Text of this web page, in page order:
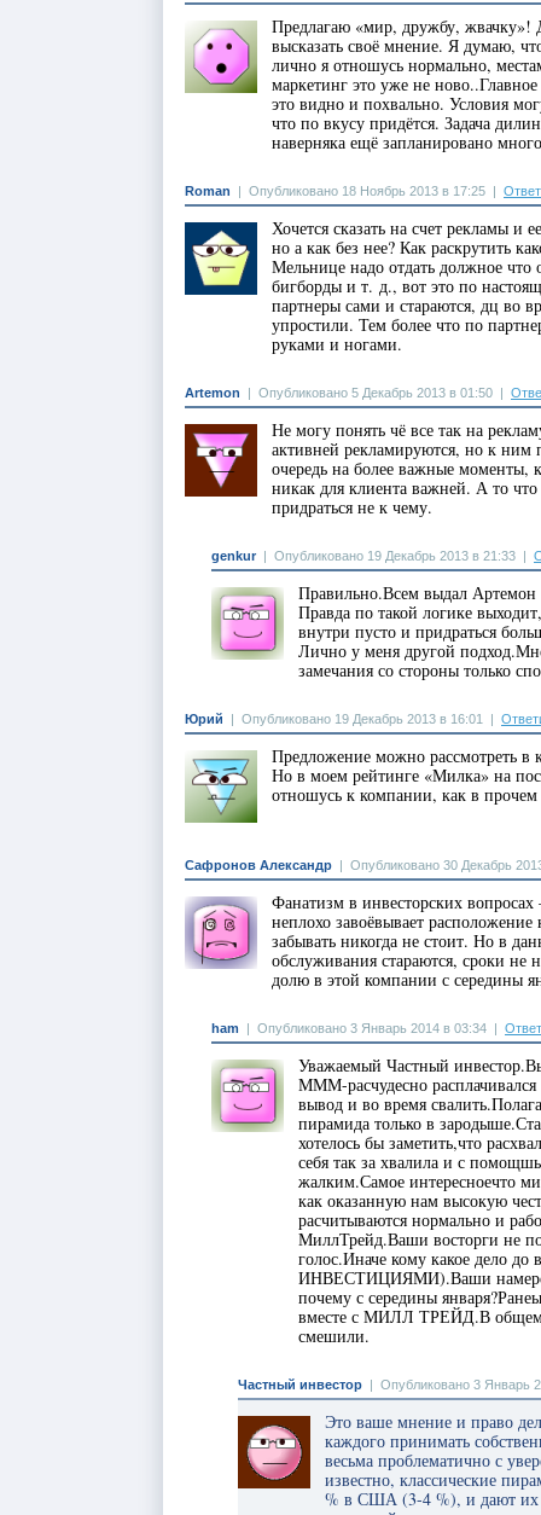
Предлагаю «мир, дружбу, жвачку»!
высказать своё мнение. Я думаю,
лично я отношусь нормально,
маркетинг это уже не
это видно и похвально. Условия
что по вкусу придётся. Задача
наверняка ещё запланировано
Roman Опубликовано 18 Ноябрь 2013 в 17:25
Хочется сказать на счет рекламы и
но а как без нее? Как раскрутить
Мельнице надо отдать должное
бигборды и т. д., вот это по
партнеры сами и стараются, дц во
упростили. Тем более что по
руками и ногами.
Artemon Опубликовано 5 Декабрь 2013 в 01:50
Не могу понять чё все так на
активней рекламируются, но к ним
очередь на более важные моменты,
никак для клиента важней. А то
придраться не к чему.
genkur| Опубликовано 19 Декабрь 2013 в 21:33
Правильно.Всем выдал
Правда по такой логике
внутри пусто и придраться
Лично у меня другой
замечания со стороны только
Юрий Опубликовано 19 Декабрь 2013 в 16:01
Предложение можно рассмотреть в
Но в моем рейтинге «Милка» на
отношусь к компании, как в
Сафронов Александр Опубликовано 30 Декабрь
Фанатизм в инвесторских
неплохо завоёвывает
забывать никогда не стоит. Но в
обслуживания стараются, сроки
долю в этой компании с середины
ham Опубликовано 3 Январь 2014 в 03:34
Уважаемый Частный
МММ-расчудесно
вывод и во время
пирамида только в
хотелось бы заметить,что
себя так за хвалила и с
жалким.Самое интересноечто
как оказанную нам высокую
расчитываются нормально и
МиллТрейд.Ваши восторги не
голос.Иначе кому какое дело
ИНВЕСТИЦИЯМИ).Ваши
почему с середины
вместе с МИЛЛ ТРЕЙД.В общем
смешили.
Частный инвестор Опубликовано 3 Январь
Это ваше мнение и право
каждого принимать
весьма проблематично с
известно, классические
% в США (3-4 %), и дают их